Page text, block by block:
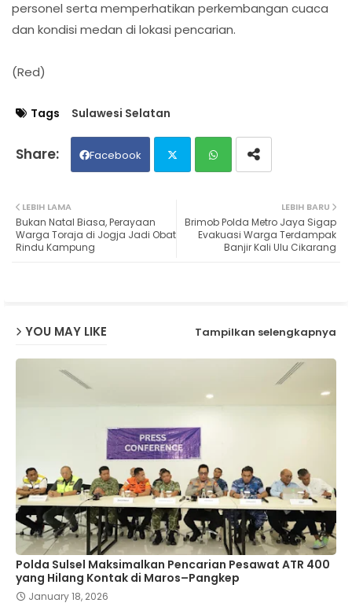
personel serta memperhatikan perkembangan cuaca
dan kondisi medan di lokasi pencarian.
(Red)
Tags Sulawesi Selatan
Facebook
ats
LEBIH BARU
Brimob Polda Metro Jaya Sigap
Evakuasi Warga Terdampak
Banjir Kali Ulu Cikarang
LEBIH LAMA
Bukan Natal Biasa, Perayaan
Warga Toraja di Jogja Jadi Obat
Rindu Kampung
YOU MAY LIKE Tampilkan selengkapnya
Polda Sulsel Maksimalkan Pencarian Pesawat ATR 400
yang Hilang Kontak di Maros–Pangkep
January 18, 2026